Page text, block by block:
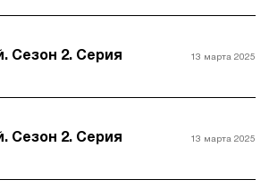
Сезон 2. Серия
13 марта 2025
Сезон 2. Серия
13 марта 2025